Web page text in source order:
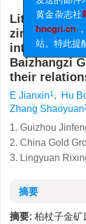
zircon U-Pb
Baizhangzi
their
E Jianxin1, Hu
Zhang Shaoyuan
1. Guizhou
2. China Gold
3. Lingyuan
摘要
摘要: 柏杖子金矿
发送的邮
黄金杂志
hncgri.cn